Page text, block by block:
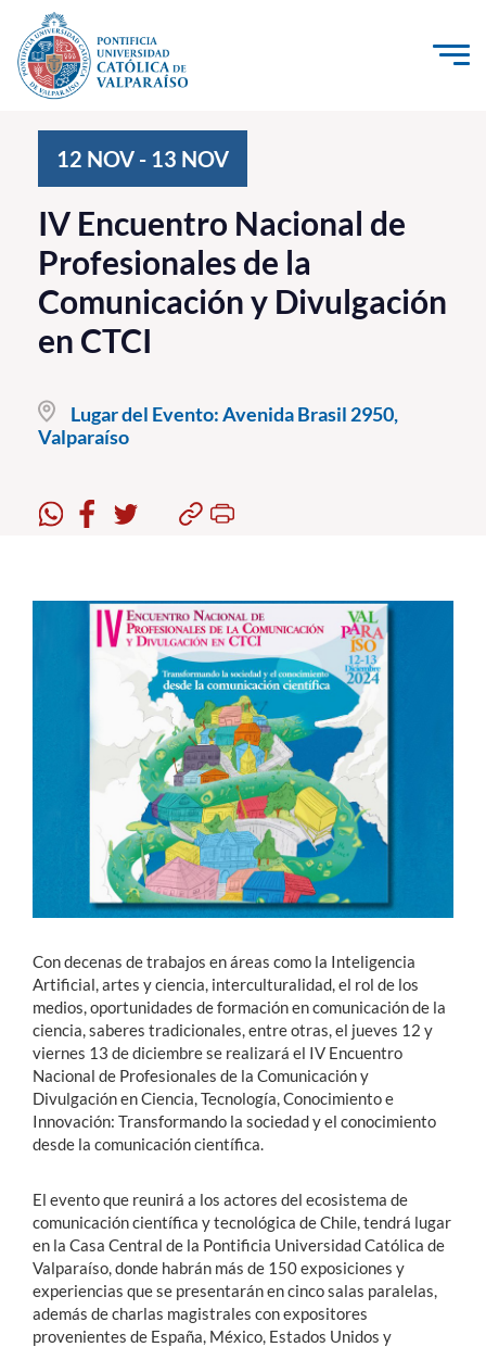
Click acá para ir directamente al contenido
Investigación, Creación e Innovación
PUCV Internacional
Vinculación con el Medio
Admisión
Postgrado
Funcionarios
12 NOV - 13 NOV
IV Encuentro Nacional de
Profesionales de la
Comunicación y Divulgación
en CTCI
Lugar del Evento:Avenida Brasil 2950,
Valparaíso
Con decenas de trabajos en áreas como la Inteligencia
Artificial, artes y ciencia, interculturalidad, el rol de los
medios, oportunidades de formación en comunicación de la
ciencia, saberes tradicionales, entre otras, el jueves 12 y
viernes 13 de diciembre se realizará el IV Encuentro
Nacional de Profesionales de la Comunicación y
Divulgación en Ciencia, Tecnología, Conocimiento e
Innovación: Transformando la sociedad y el conocimiento
desde la comunicación científica
El evento que reunirá a los actores del ecosistema de
comunicación científica y tecnológica de Chile, tendrá lugar
en la Casa Central de la Pontificia Universidad Católica de
Valparaíso, donde habrán más de 150 exposiciones y
experiencias que se presentarán en cinco salas paralelas,
además de charlas magistrales con expositores
provenientes de España, México, Estados Unidos y